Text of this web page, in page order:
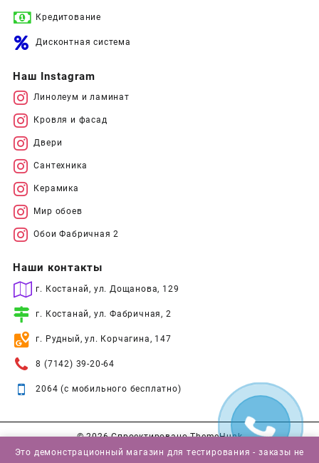
Кредитование
Дисконтная система
Наш Instagram
Линолеум и ламинат
Кровля и фасад
Двери
Сантехника
Керамика
Мир обоев
Обои Фабричная 2
Наши контакты
г. Костанай, ул. Дощанова, 129
г. Костанай, ул. Фабричная, 2
г. Рудный, ул. Корчагина, 147
8 (7142) 39-20-64
2064 (с мобильного бесплатно)
© 2026Спроектировано ThemeHunk
Это демонстрационный магазин для тестирования - заказы не